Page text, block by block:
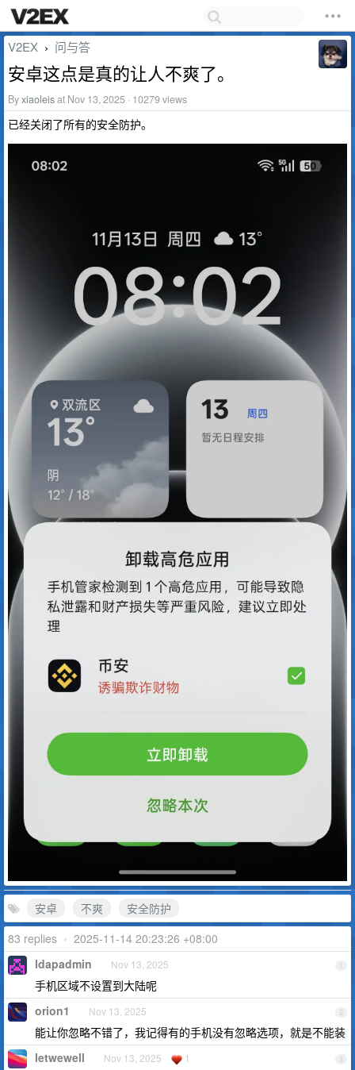
V2EX › 问与答
安卓这点是真的让人不爽了。
Byxiaoleisat Nov 13, 2025 · 10279 views
已经关闭了所有的安全防护。
安卓 不爽
安全防护
83 replies • 2025-11-14 20:23:26 +08:00
1
ldapadmin Nov 13, 2025
手机区域不设置到大陆呢
2
orion1 Nov 13, 2025
能让你忽略不错了，我记得有的手机没有忽略选项，就是不能装
3
letwewell Nov 13, 2025 1